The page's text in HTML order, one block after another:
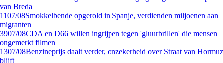
van Breda
1107/08Smokkelbende opgerold in Spanje, verdienden miljoenen aan
migranten
3907/08CDA en D66 willen ingrijpen tegen 'gluurbrillen' die mensen
ongemerkt filmen
1307/08Benzineprijs daalt verder, onzekerheid over Straat van Hormuz
blijft